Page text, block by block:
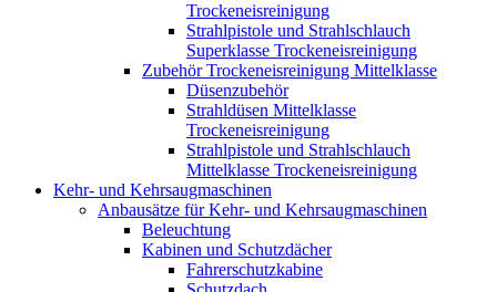
Trockeneisreinigung
Strahlpistole und Strahlschlauch
Superklasse Trockeneisreinigung
Zubehör Trockeneisreinigung Mittelklasse
Düsenzubehör
Strahldüsen Mittelklasse
Trockeneisreinigung
Strahlpistole und Strahlschlauch
Mittelklasse Trockeneisreinigung
Kehr- und Kehrsaugmaschinen
Anbausätze für Kehr- und Kehrsaugmaschinen
Beleuchtung
Kabinen und Schutzdächer
Fahrerschutzkabine